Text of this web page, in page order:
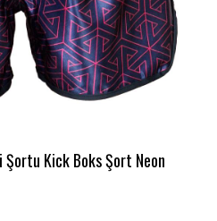
Şortu Kick Boks Şort Neon